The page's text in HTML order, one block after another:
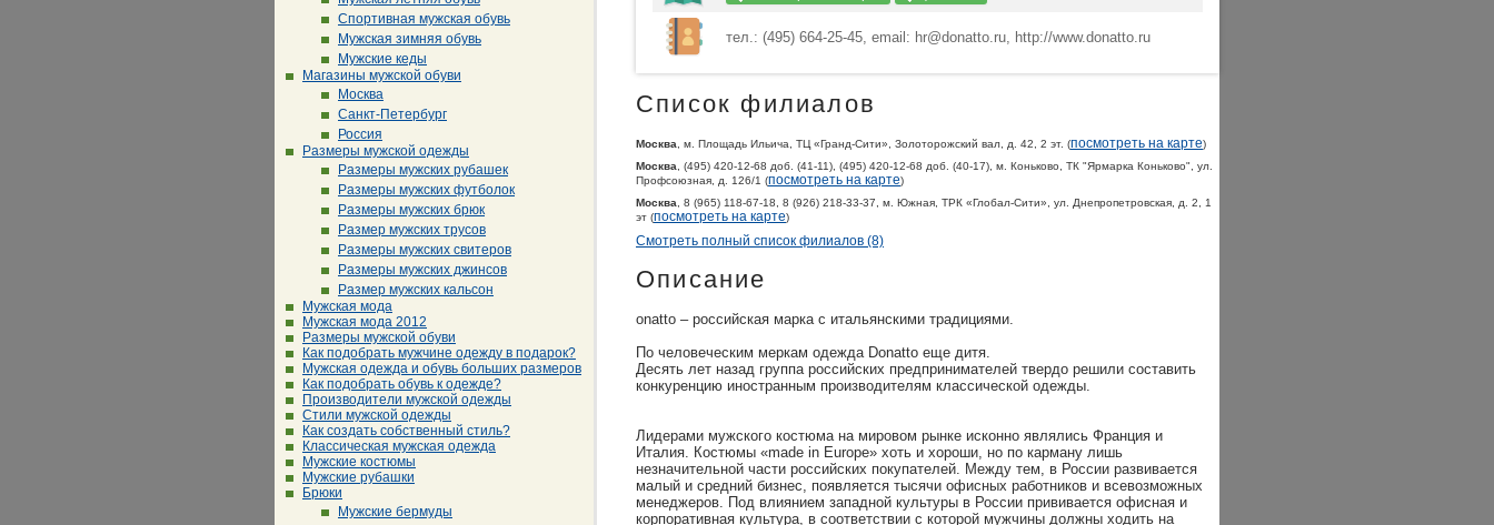
Спортивная мужская обувь
Мужская зимняя обувь
Мужские кеды
Магазины мужской обуви
Москва
Санкт-Петербург
Россия
Размеры мужской одежды
Размеры мужских рубашек
Размеры мужских футболок
Размеры мужских брюк
Размер мужских трусов
Размеры мужских свитеров
Размеры мужских джинсов
Размер мужских кальсон
Мужская мода
Мужская мода 2012
Размеры мужской обуви
Как подобрать мужчине одежду в подарок?
Мужская одежда и обувь больших размеров
Как подобрать обувь к одежде?
Производители мужской одежды
Стили мужской одежды
Как создать собственный стиль?
Классическая мужская одежда
Мужские костюмы
Мужские рубашки
Брюки
Мужские бермуды
тел.: (495) 664-25-45, email: hr@donatto.ru, http://www.donatto.ru
Список филиалов
Москва, м. Площадь Ильича, ТЦ «Гранд-Сити», Золоторожский вал, д. 42, 2 эт. (посмотреть на карте)
Москва, (495) 420-12-68 доб. (41-11), (495) 420-12-68 доб. (40-17), м. Коньково, ТК "Ярмарка Коньково", ул.
Профсоюзная, д. 126/1 (посмотреть на карте)
Москва, 8 (965) 118-67-18, 8 (926) 218-33-37, м. Южная, ТРК «Глобал-Сити», ул. Днепропетровская, д. 2, 1
эт (посмотреть на карте)
Смотреть полный список филиалов (8)
Описание
onatto – российская марка с итальянскими традициями.
По человеческим меркам одежда Donatto еще дитя.
Десять лет назад группа российских предпринимателей твердо решили составить
конкуренцию иностранным производителям классической одежды.
Лидерами мужского костюма на мировом рынке исконно являлись Франция и
Италия. Костюмы «made in Europe» хоть и хороши, но по карману лишь
незначительной части российских покупателей. Между тем, в России развивается
малый и средний бизнес, появляется тысячи офисных работников и всевозможных
менеджеров. Под влиянием западной культуры в России прививается офисная и
корпоративная культура, в соответствии с которой мужчины должны ходить на